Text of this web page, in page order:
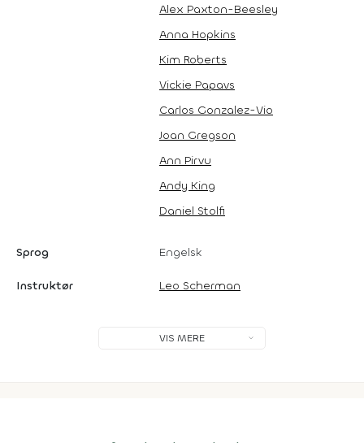
Alex Paxton-Beesley
Anna Hopkins
Kim Roberts
Vickie Papavs
Carlos Gonzalez-Vio
Joan Gregson
Ann Pirvu
Andy King
Daniel Stolfi
Sprog Engelsk
Instruktør Leo Scherman
VIS MERE